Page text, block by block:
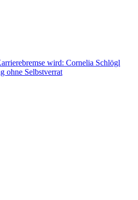
wird: Cornelia Schlögl
ohne Selbstverrat